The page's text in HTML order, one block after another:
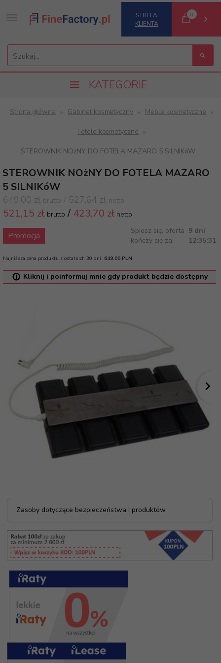
Szukaj...
STREFA
KLIENTA
0
KATEGORIE
Strona główna Gabinet kosmetyczny Meble kosmetyczne
Fotele kosmetyczne
STEROWNIK NOżNY DO FOTELA MAZARO 5 SILNIKóW
STEROWNIK NOżNY DO FOTELA MAZARO
5 SILNIKóW
649,00 zł brutto / 527,64 zł netto
521,15 zł brutto / 423,70 zł netto
Promocja
Spiesz się, oferta
kończy się za:
9 dni
12:35:31
Najniższa cena produktu z ostatnich 30 dni: 649.00 PLN
Kliknij i poinformuj mnie gdy produkt będzie dostępny
Zasoby dotyczące bezpieczeństwa i produktów